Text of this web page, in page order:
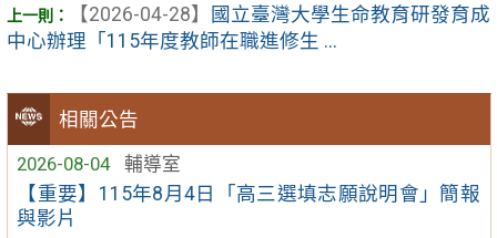
相關公告
2026-08-04
輔導室
【重要】115年8月4日「高三選填志願說明會」簡報
與影片
【2026-04-28】
國立臺灣大學生命教育研發育成
中心辦理「115年度教師在職進修生 ...